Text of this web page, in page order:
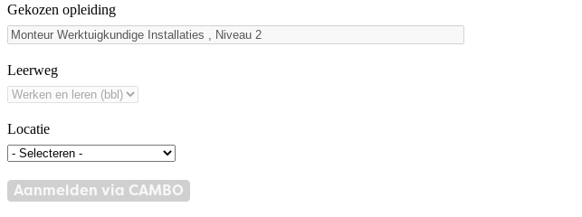
Gekozen opleiding
Leerweg
Locatie
Aanmelden via CAMBO